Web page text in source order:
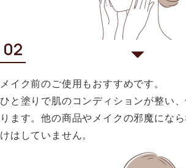
メイク前のご使用もおすすめです。
ひと塗りで肌のコンディションが整い
ります。他の商品やメイクの邪魔にな
けはしていません。